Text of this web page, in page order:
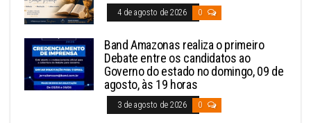
4 de agosto de 2026 0
Band Amazonas realiza o primeiro
Debate entre os candidatos ao
Governo do estado no domingo, 09 de
agosto, às 19 horas
3 de agosto de 2026 0